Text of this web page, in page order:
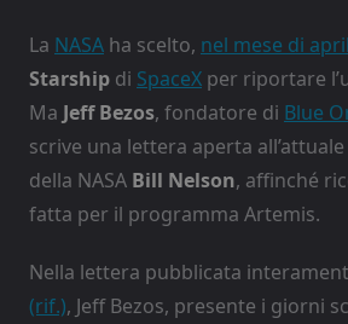
La NASA ha scelto, nel mese di
Starship di SpaceX per riportare
Ma Jeff Bezos, fondatore di Blue
scrive una lettera aperta
della NASA Bill Nelson, affinché
fatta per il programma Artemis.
Nella lettera pubblicata
(rif.), Jeff Bezos, presente i giorni